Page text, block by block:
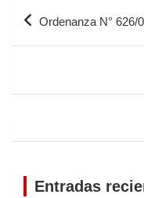
Ordenanza N° 626/
Entradas